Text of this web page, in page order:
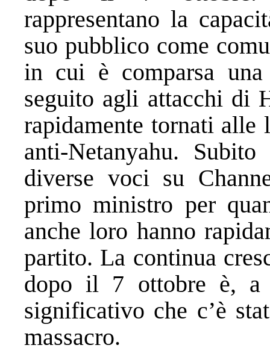
rappresentano la
suo pubblico come
in cui è comparsa
seguito agli attacchi di
rapidamente tornati
anti-Netanyahu.
diverse voci su
primo ministro per
anche loro hanno
partito. La continua
dopo il 7 ottobre è,
significativo che c’è
massacro.